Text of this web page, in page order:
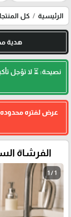
الرئيسية كل
هدية
نصيحة: ⏳ لا تؤجل
الفرشاة
1 / 1